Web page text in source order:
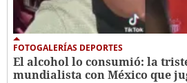
FOTOGALERÍAS DEPORTES
El alcohol lo consumió: la
mundialista con México que